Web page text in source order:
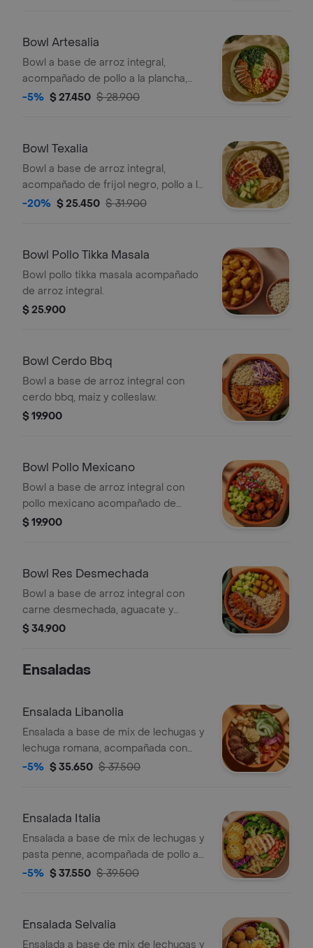
Bowl Artesalia
Bowl a base de arroz integral,
acompañado de pollo a la plancha,
kale, maiz tierno, tomate chonto,
-5% $ 27.450 $ 28.900
Bowl Texalia
Bowl a base de arroz integral,
acompañado de frijol negro, pollo a la
plancha, aguacate, pico de gallo y
-20% $ 25.450 $ 31.900
Bowl Pollo Tikka Masala
Bowl pollo tikka masala acompañado
de arroz integral.
$ 25.900
Bowl Cerdo Bbq
Bowl a base de arroz integral con
cerdo bbq, maiz y colleslaw.
$ 19.900
Bowl Pollo Mexicano
Bowl a base de arroz integral con
pollo mexicano acompañado de
aguacate, pico de gallo y salsa verde .
$ 19.900
Bowl Res Desmechada
Bowl a base de arroz integral con
carne desmechada, aguacate y
platano maduro.
$ 34.900
Ensaladas
Ensalada Libanolia
Ensalada a base de mix de lechugas y
lechuga romana, acompañada con
falafel (5 unds), hummus de garbanzo,
trocitos de jalapeño. recomendada
-5% $ 35.650 $ 37.500
Ensalada Italia
Ensalada a base de mix de lechugas y
pasta penne, acompañada de pollo a
la plancha, brócoli rostizado, tomate
-5% $ 37.550 $ 39.500
Ensalada Selvalia
Ensalada a base de mix de lechugas y